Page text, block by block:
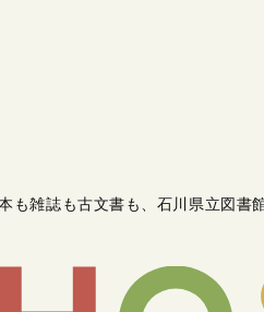
も雑誌も古文書も 石川県立図書